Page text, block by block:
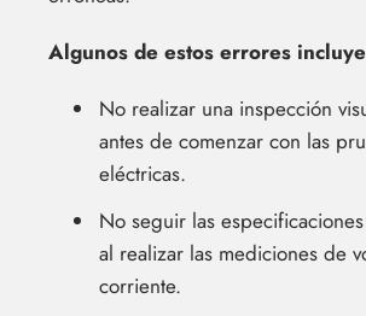
Algunos de estos errores
No realizar una inspección
antes de comenzar con las
eléctricas.
No seguir las
al realizar las mediciones de
corriente.